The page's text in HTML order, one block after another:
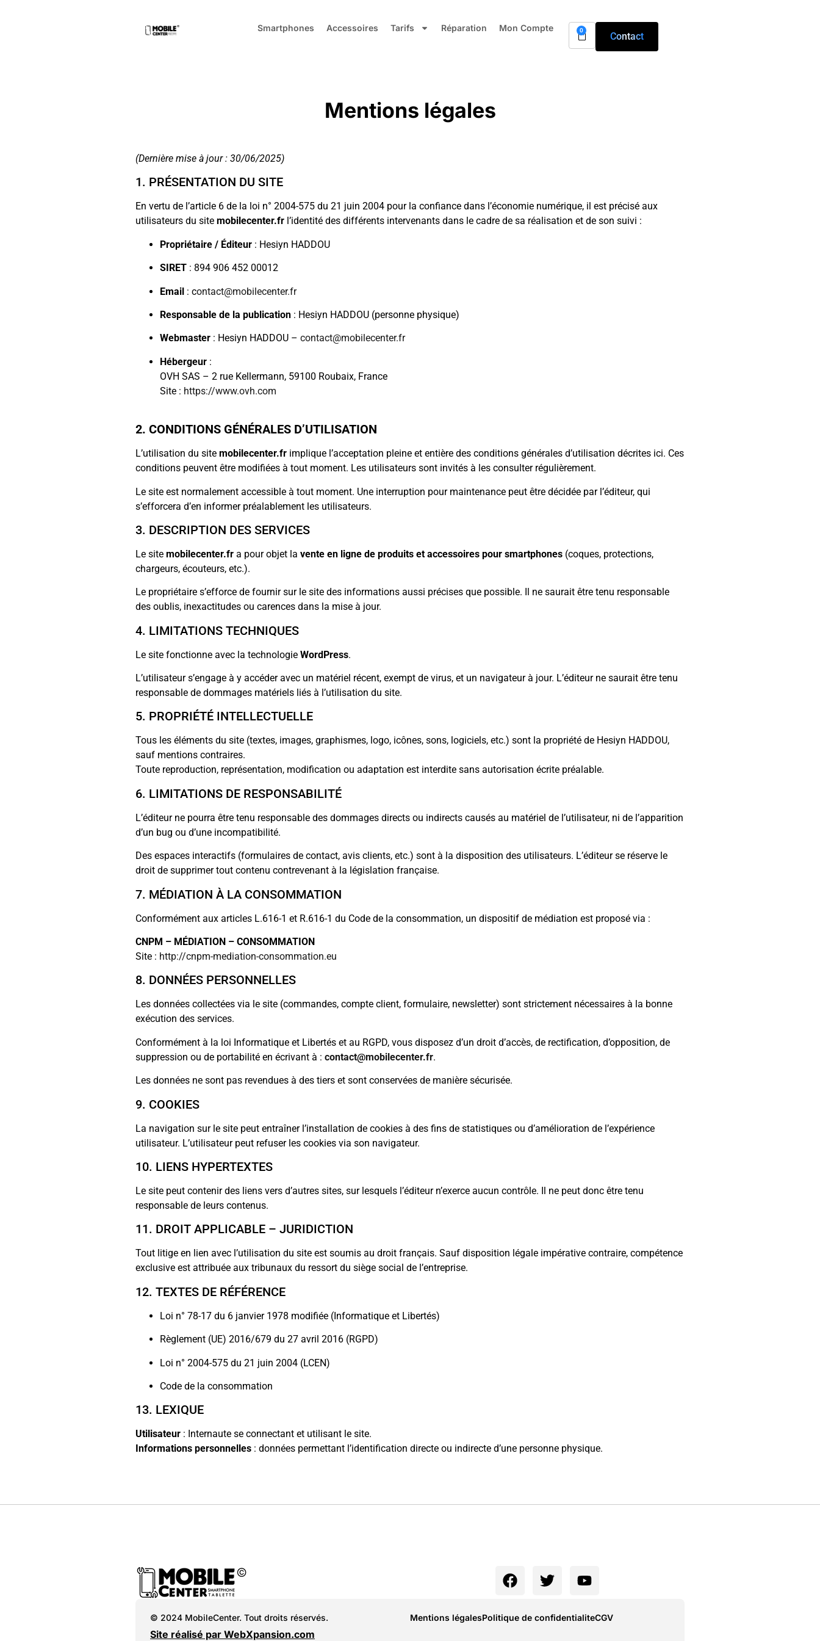
Smartphones Accessoires Tarifs Réparation Mon Compte 0
Contact
Mentions légales
(Dernière mise à jour : 30/06/2025)
1. PRÉSENTATION DU SITE
En vertu de l’article 6 de la loi n° 2004-575 du 21 juin 2004 pour la confiance dans l’économie numérique, il est précisé aux
utilisateurs du site mobilecenter.fr l’identité des différents intervenants dans le cadre de sa réalisation et de son suivi :
Propriétaire / Éditeur : Hesiyn HADDOU
SIRET : 894 906 452 00012
Email : contact@mobilecenter.fr
Responsable de la publication : Hesiyn HADDOU (personne physique)
Webmaster : Hesiyn HADDOU – contact@mobilecenter.fr
Hébergeur :
OVH SAS – 2 rue Kellermann, 59100 Roubaix, France
Site : https://www.ovh.com
2. CONDITIONS GÉNÉRALES D’UTILISATION
L’utilisation du site mobilecenter.fr implique l’acceptation pleine et entière des conditions générales d’utilisation décrites ici. Ces
conditions peuvent être modifiées à tout moment. Les utilisateurs sont invités à les consulter régulièrement.
Le site est normalement accessible à tout moment. Une interruption pour maintenance peut être décidée par l’éditeur, qui
s’efforcera d’en informer préalablement les utilisateurs.
3. DESCRIPTION DES SERVICES
Le site mobilecenter.fr a pour objet la vente en ligne de produits et accessoires pour smartphones (coques, protections,
chargeurs, écouteurs, etc.).
Le propriétaire s’efforce de fournir sur le site des informations aussi précises que possible. Il ne saurait être tenu responsable
des oublis, inexactitudes ou carences dans la mise à jour.
4. LIMITATIONS TECHNIQUES
Le site fonctionne avec la technologie WordPress.
L’utilisateur s’engage à y accéder avec un matériel récent, exempt de virus, et un navigateur à jour. L’éditeur ne saurait être tenu
responsable de dommages matériels liés à l’utilisation du site.
5. PROPRIÉTÉ INTELLECTUELLE
Tous les éléments du site (textes, images, graphismes, logo, icônes, sons, logiciels, etc.) sont la propriété de Hesiyn HADDOU,
sauf mentions contraires.
Toute reproduction, représentation, modification ou adaptation est interdite sans autorisation écrite préalable.
6. LIMITATIONS DE RESPONSABILITÉ
L’éditeur ne pourra être tenu responsable des dommages directs ou indirects causés au matériel de l’utilisateur, ni de l’apparition
d’un bug ou d’une incompatibilité.
Des espaces interactifs (formulaires de contact, avis clients, etc.) sont à la disposition des utilisateurs. L’éditeur se réserve le
droit de supprimer tout contenu contrevenant à la législation française.
7. MÉDIATION À LA CONSOMMATION
Conformément aux articles L.616-1 et R.616-1 du Code de la consommation, un dispositif de médiation est proposé via :
CNPM – MÉDIATION – CONSOMMATION
Site : http://cnpm-mediation-consommation.eu
8. DONNÉES PERSONNELLES
Les données collectées via le site (commandes, compte client, formulaire, newsletter) sont strictement nécessaires à la bonne
exécution des services.
Conformément à la loi Informatique et Libertés et au RGPD, vous disposez d’un droit d’accès, de rectification, d’opposition, de
suppression ou de portabilité en écrivant à : contact@mobilecenter.fr.
Les données ne sont pas revendues à des tiers et sont conservées de manière sécurisée.
9. COOKIES
La navigation sur le site peut entraîner l’installation de cookies à des fins de statistiques ou d’amélioration de l’expérience
utilisateur. L’utilisateur peut refuser les cookies via son navigateur.
10. LIENS HYPERTEXTES
Le site peut contenir des liens vers d’autres sites, sur lesquels l’éditeur n’exerce aucun contrôle. Il ne peut donc être tenu
responsable de leurs contenus.
11. DROIT APPLICABLE – JURIDICTION
Tout litige en lien avec l’utilisation du site est soumis au droit français. Sauf disposition légale impérative contraire, compétence
exclusive est attribuée aux tribunaux du ressort du siège social de l’entreprise.
12. TEXTES DE RÉFÉRENCE
Loi n° 78-17 du 6 janvier 1978 modifiée (Informatique et Libertés)
Règlement (UE) 2016/679 du 27 avril 2016 (RGPD)
Loi n° 2004-575 du 21 juin 2004 (LCEN)
Code de la consommation
13. LEXIQUE
Utilisateur : Internaute se connectant et utilisant le site.
Informations personnelles : données permettant l’identification directe ou indirecte d’une personne physique.
© 2024 MobileCenter. Tout droits réservés.
Site réalisé par WebXpansion.com
Mentions légalesPolitique de confidentialiteCGV